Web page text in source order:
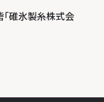
碓氷製糸株式会